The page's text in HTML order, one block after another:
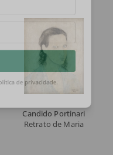
Candido Portinari
Retrato de Maria
política de privacidade.